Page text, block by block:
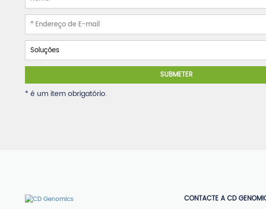
SUBMETER
* é um item obrigatório.
CONTACTE A CD